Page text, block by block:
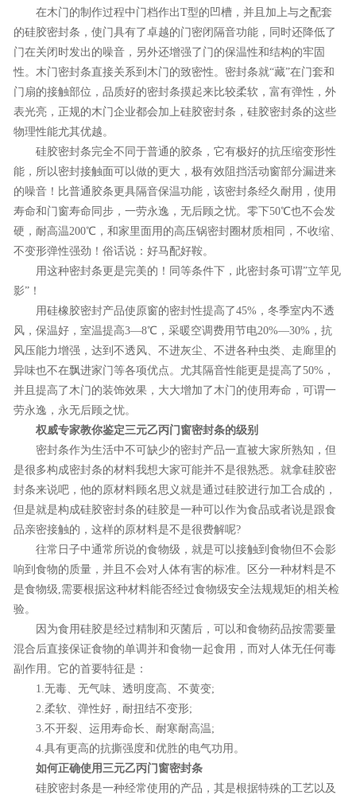
在木门的制作过程中门档作出T型的凹槽，并且加上与之配套
的硅胶密封条，使门具有了卓越的门密闭隔音功能，同时还降低了
门在关闭时发出的噪音，另外还增强了门的保温性和结构的牢固
性。木门密封条直接关系到木门的致密性。密封条就“藏”在门套和
门扇的接触部位，品质好的密封条摸起来比较柔软，富有弹性，外
表光亮，正规的木门企业都会加上硅胶密封条，硅胶密封条的这些
物理性能尤其优越。
硅胶密封条完全不同于普通的胶条，它有极好的抗压缩变形性
能，所以密封接触面可以做的更大，极有效阻挡活动窗部分漏进来
的噪音！比普通胶条更具隔音保温功能，该密封条经久耐用，使用
寿命和门窗寿命同步，一劳永逸，无后顾之忧。零下50℃也不会发
硬，耐高温200℃，和家里面用的高压锅密封圈材质相同，不收缩、
不变形弹性强劲！俗话说：好马配好鞍。
用这种密封条更是完美的！同等条件下，此密封条可谓”立竿见
影”！
用硅橡胶密封产品使原窗的密封性提高了45%，冬季室内不透
风，保温好，室温提高3—8℃，采暖空调费用节电20%—30%，抗
风压能力增强，达到不透风、不进灰尘、不进各种虫类、走廊里的
异味也不在飘进家门等各项优点。尤其隔音性能更是提高了50%，
并且提高了木门的装饰效果，大大增加了木门的使用寿命，可谓一
劳永逸，永无后顾之忧。
权威专家教你鉴定三元乙丙门窗密封条的级别
密封条作为生活中不可缺少的密封产品一直被大家所熟知，但
是很多构成密封条的材料我想大家可能并不是很熟悉。就拿硅胶密
封条来说吧，他的原材料顾名思义就是通过硅胶进行加工合成的，
但是就是构成硅胶密封条的硅胶是一种可以作为食品或者说是跟食
品亲密接触的，这样的原材料是不是很费解呢?
往常日子中通常所说的食物级，就是可以接触到食物但不会影
响到食物的质量，并且不会对人体有害的标准。区分一种材料是不
是食物级,需要根据这种材料能否经过食物级安全法规规矩的相关检
验。
因为食用硅胶是经过精制和灭菌后，可以和食物药品按需要量
混合后直接保证食物的单调并和食物一起食用，而对人体无任何毒
副作用。它的首要特征是：
1.无毒、无气味、透明度高、不黄变;
2.柔软、弹性好，耐扭结不变形;
3.不开裂、运用寿命长、耐寒耐高温;
4.具有更高的抗撕强度和优胜的电气功用。
如何正确使用三元乙丙门窗密封条
硅胶密封条是一种经常使用的产品，其是根据特殊的工艺以及